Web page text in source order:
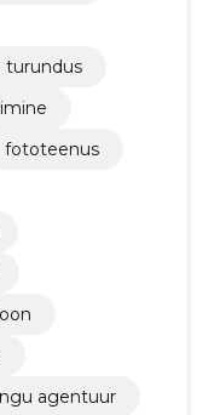
turundus
fototeenus
agentuur